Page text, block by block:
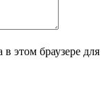
этом браузере для